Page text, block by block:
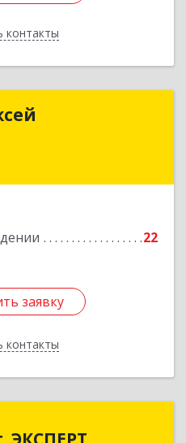
контакты
22
заявку
контакты
Алексей
заявку
ЭКСПЕРТ